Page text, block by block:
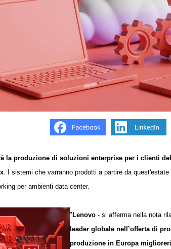
la produzione di soluzioni enterprise per i clienti
. I sistemi che varranno prodotti a partire da
per ambienti data center.
" Lenovo - si afferma nella nota
leader globale nell’offerta di
produzione in Europa